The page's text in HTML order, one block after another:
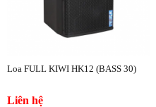
Loa FULL KIWI HK12 (BASS 30)
Liên hệ